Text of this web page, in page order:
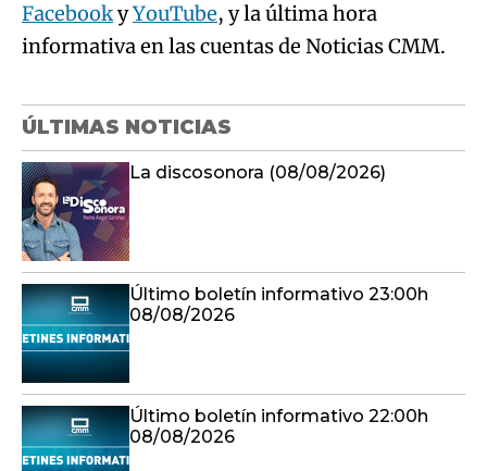
FacebookyYouTube, y la última hora
informativa en las cuentas de Noticias CMM.
ÚLTIMAS NOTICIAS
La discosonora (08/08/2026)
Último boletín informativo 23:00h
08/08/2026
Último boletín informativo 22:00h
08/08/2026